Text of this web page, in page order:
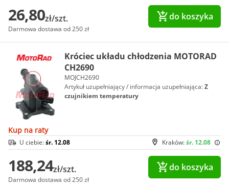
26,80zł/szt.
Darmowa dostawa od 250 zł
do koszyka
Króciec układu chłodzenia MOTORAD
CH2690
MOJCH2690
Artykuł uzupełniający / informacja uzupełniająca:Z
czujnikiem temperatury
Kup na raty
Kraków:śr. 12.08
U ciebie:śr. 12.08
188,24zł/szt.
Darmowa dostawa od 250 zł
do koszyka